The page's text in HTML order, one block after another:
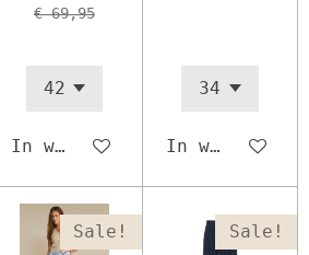
€ 69,95
In winkelwagen In
Sale! Sale!